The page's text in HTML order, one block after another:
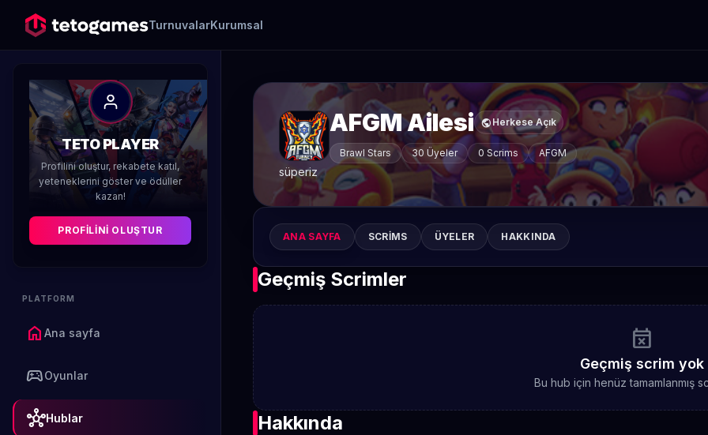
TurnuvalarKurumsal
TETO PLAYER
Profilini oluştur, rekabete katıl,
yeteneklerini göster ve ödüller
kazan!
PROFILINI OLUŞTUR
PLATFORM
home Ana sayfa
sports_esportsOyunlar
hubHublar
AFGM Ailesi public Herkese Açık
Brawl Stars 30 Üyeler 0 Scrims AFGM
süperiz
ANA SAYFA SCRIMS ÜYELER HAKKINDA
Geçmiş Scrimler
event_busy
Geçmiş scrim yok
Bu hub için henüz tamamlanmış
Hakkında